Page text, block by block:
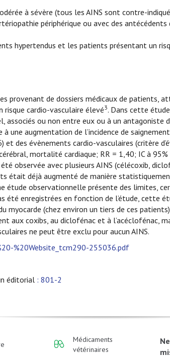
à sévère (tous les AINS sont contre-
périphérique ou avec des
hypertendus et les patients présentant un
provenant de dossiers médicaux de patients,
risque cardio-vasculaire élevé3. Dans cette
ou non entre eux ou à un antagoniste
une augmentation de l’incidence de
des évènements cardio-vasculaires (critère
mortalité cardiaque; RR = 1,40; IC à 95%
observée avec plusieurs AINS (célécoxib,
était déjà augmenté de manière
étude observationnelle présente des limites,
été enregistrées en fonction de l’étude, cette
(chez environ un tiers de ces
aux coxibs, au diclofénac et à l’acéclofénac,
ne peut être exclu pour aucun AINS.
%20Website_tcm290-255036.pdf
éditorial : 801-2
Médicaments
vétérinaires